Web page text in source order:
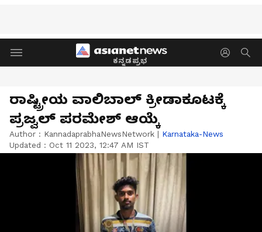
ಕನ್ನಡಪ್ರಭ
ರಾಷ್ಟ್ರೀಯ ವಾಲಿಬಾಲ್‌ ಕ್ರೀಡಾಕೂಟಕ್ಕೆ
ಪ್ರಜ್ವಲ್‌ ಪರಮೇಶ್‌ ಆಯ್ಕೆ
Author : KannadaprabhaNewsNetwork | Karnataka-News
Updated : Oct 11 2023, 12:47 AM IST